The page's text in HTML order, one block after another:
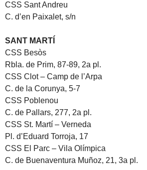
CSS Sant Andreu
C. d’en Paixalet, s/n
SANT MARTÍ
CSS Besòs
Rbla. de Prim, 87-89, 2a pl.
CSS Clot – Camp de l’Arpa
C. de la Corunya, 5-7
CSS Poblenou
C. de Pallars, 277, 2a pl.
CSS St. Martí – Verneda
Pl. d’Eduard Torroja, 17
CSS El Parc – Vila Olímpica
C. de Buenaventura Muñoz, 21, 3a pl.